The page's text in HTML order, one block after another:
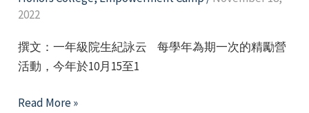
the
of
the
2022
撰文：一年級院生紀詠云 每學年為期一次的精勵營
活動，今年於10月15至1
The
Read More »